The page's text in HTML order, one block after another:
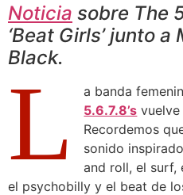
Noticia sobre The
‘Beat Girls’ junto
Black.
L a banda
5.6.7.8’s
Recordemos
sonido
and roll, el surf,
el psychobilly y el beat de